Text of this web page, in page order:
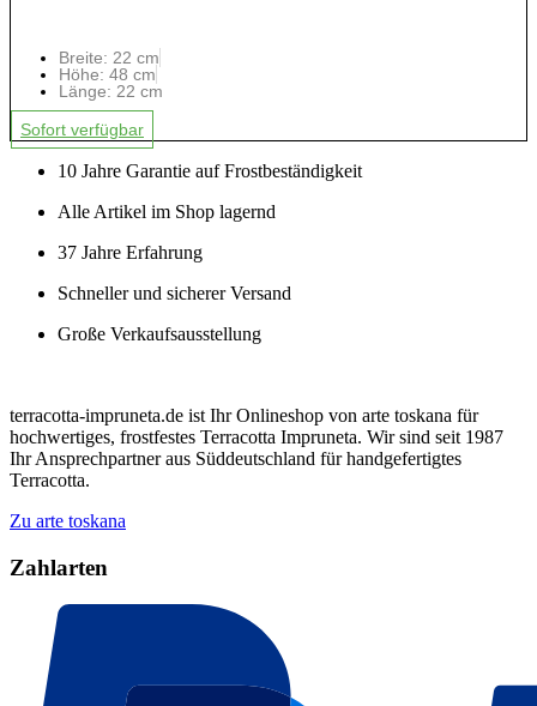
Breite: 22 cm
Höhe: 48 cm
Länge: 22 cm
Sofort verfügbar
10 Jahre Garantie auf Frostbeständigkeit
Alle Artikel im Shop lagernd
37 Jahre Erfahrung
Schneller und sicherer Versand
Große Verkaufsausstellung
terracotta-impruneta.de ist Ihr Onlineshop von arte toskana für
hochwertiges, frostfestes Terracotta Impruneta. Wir sind seit 1987
Ihr Ansprechpartner aus Süddeutschland für handgefertigtes
Terracotta.
Zu arte toskana
Zahlarten